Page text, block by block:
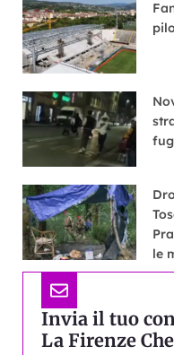
le
Invia il tuo
La Firenze